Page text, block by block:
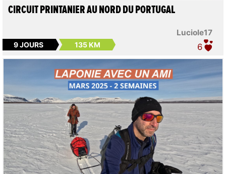
Luciole17
CIRCUIT PRINTANIER AU NORD DU PORTUGAL
9 JOURS 135 KM 6